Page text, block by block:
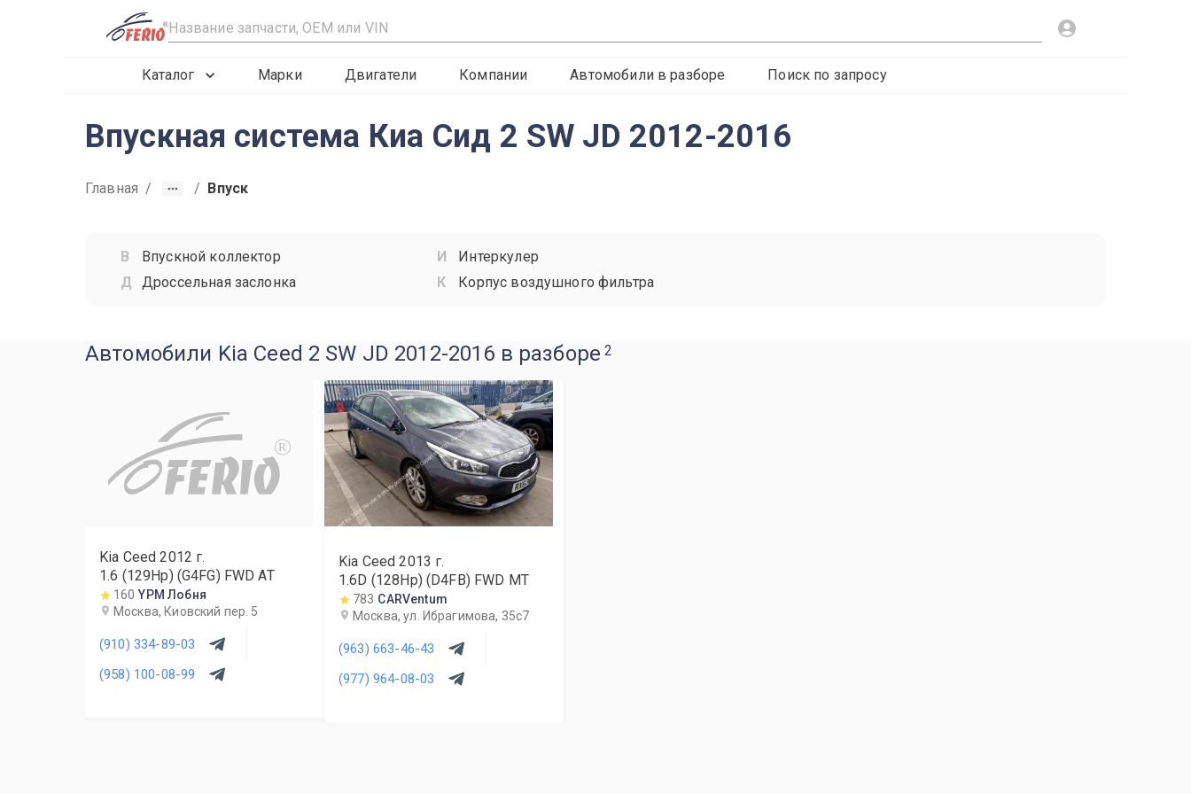
R
Каталог Марки Двигатели Компании Автомобили в разборе Поиск по запросу
Впускная система Киа Сид 2 SW JD 2012-2016
Главная / / Впуск
Впускной коллектор
Дроссельная заслонка
Интеркулер
Корпус воздушного фильтра
Автомобили Kia Ceed 2 SW JD 2012-2016 в разборе 2
R
Kia Ceed 2012 г.
1.6 (129Hp) (G4FG) FWD AT
160 YPM Лобня
Москва, Киовский пер. 5
(910) 334-89-03
(958) 100-08-99
Kia Ceed 2013 г.
1.6D (128Hp) (D4FB) FWD MT
783 CARVentum
Москва, ул. Ибрагимова, 35с7
(963) 663-46-43
(977) 964-08-03